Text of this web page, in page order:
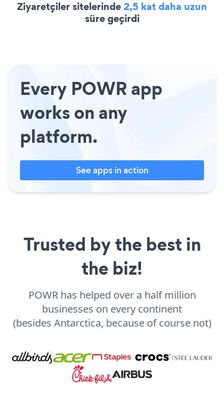
Ziyaretçiler sitelerinde2,5 kat daha uzun
süre geçirdi
Every POWR app
works on any
platform.
See apps in action
Trusted by the best in
the biz!
POWR has helped over a half million
businesses on every continent
(besides Antarctica, because of course not)